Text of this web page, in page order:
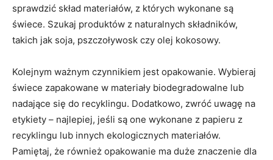
sprawdzić ‌skład materiałów, z których wykonane​ są
‍świece. Szukaj ⁣produktów z ⁣naturalnych składników,
takich jak soja, pszczoływosk czy ⁢olej⁣ kokosowy.
Kolejnym ważnym czynnikiem jest opakowanie. Wybieraj
świece zapakowane w materiały‍ biodegradowalne lub
nadające się do recyklingu. Dodatkowo, zwróć uwagę na
etykiety‌ – najlepiej, jeśli są one wykonane z papieru z
recyklingu lub innych​ ekologicznych materiałów.
⁢Pamiętaj, że ‍również opakowanie ma duże znaczenie dla